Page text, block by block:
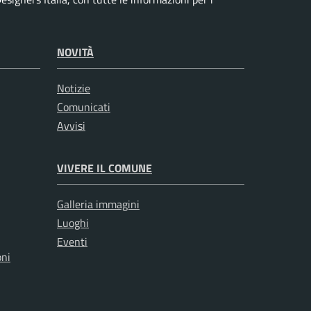
NOVITÀ
Notizie
Comunicati
Avvisi
VIVERE IL COMUNE
Galleria immagini
Luoghi
Eventi